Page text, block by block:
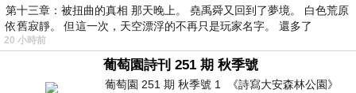
第十三章：被扭曲的真相 那天晚上。 堯禹舜又回到了夢境。 白色荒原
依舊寂靜。 但這一次，天空漂浮的不再只是玩家名字。 還多了
20 小時前
葡萄園詩刊 251 期 秋季號
葡萄園 251 期 秋季號 1 《詩寫大安森林公園》